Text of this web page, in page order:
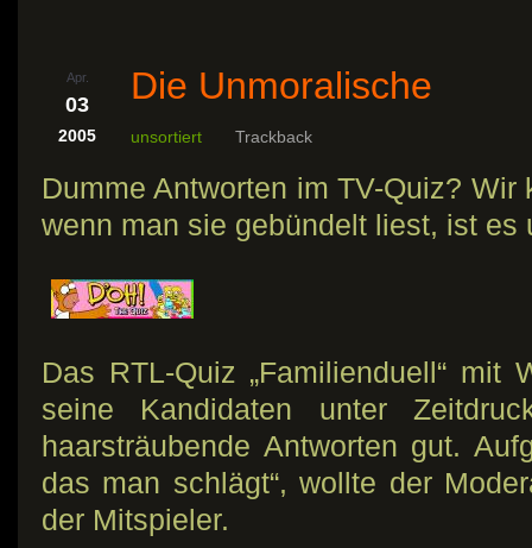
Apr.
03
2005
Die Unmoralische
unsortiert Trackback
Dumme Antworten im TV-Quiz?
wenn man sie gebündelt liest, ist
Das RTL-Quiz „Familienduell“ mit
seine Kandidaten unter
haarsträubende Antworten gut.
das man schlägt“, wollte der
der Mitspieler.